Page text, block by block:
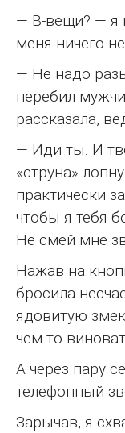
— В-вещи? — я
меня ничего
— Не надо
перебил
рассказала,
— Иди ты. И
«струна»
практически
чтобы я тебя
Не смей мне
Нажав на
бросила
ядовитую
чем-то
А через пару
телефонный
Зарычав, я